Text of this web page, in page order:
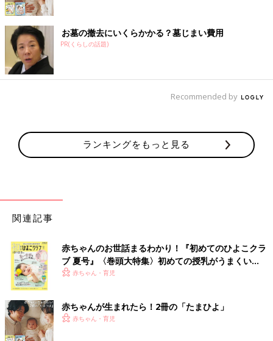
お墓の撤去にいくらかかる？墓じまい費用
PR(くらしの話題)
Recommended by
ランキングをもっと見る
関連記事
赤ちゃんのお世話まるわかり！『初めてのひよこクラ
ブ 夏号』〈巻頭大特集〉初めての授乳がうまくい
く！ おっぱい・ミルクの基本と夏のトラブル 解決テ
赤ちゃん・育児
赤ちゃんが生まれたら！2冊の「たまひよ」
赤ちゃん・育児